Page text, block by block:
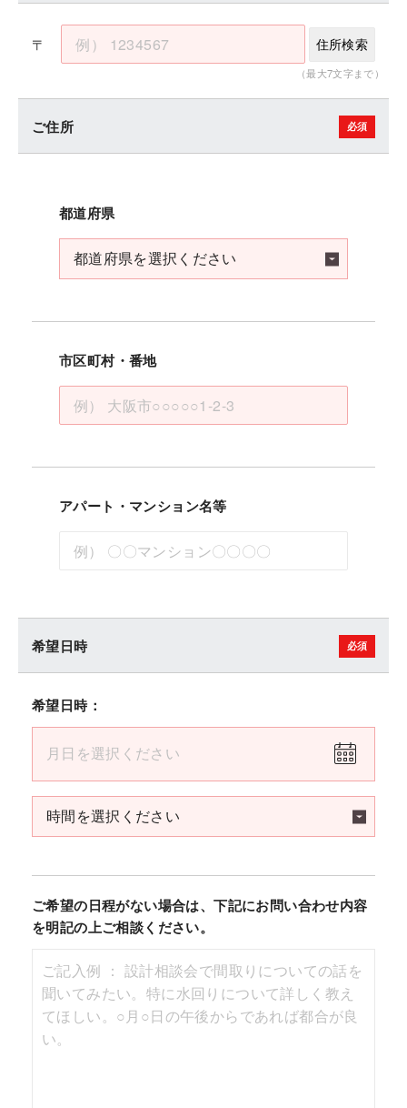
〒
（最大7文字まで）
住所検索
ご住所
都道府県
市区町村・番地
アパート・マンション名等
希望日時
希望日時：
ご希望の日程がない場合は、下記にお問い合わせ内容
を明記の上ご相談ください。